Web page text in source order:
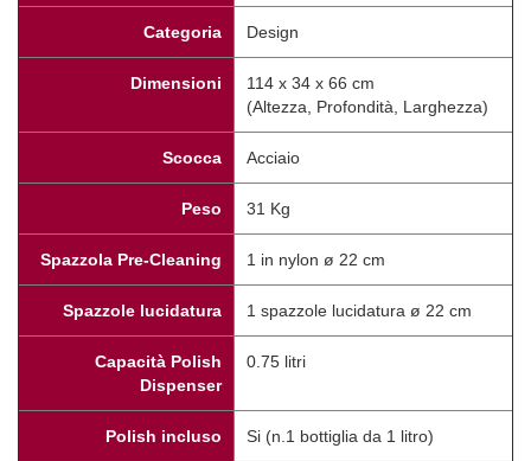
Categoria Design
Dimensioni
114 x 34 x 66 cm
(Altezza, Profondità, Larghezza)
Scocca Acciaio
Peso 31 Kg
Spazzola Pre-Cleaning 1 in nylon ø 22 cm
Spazzole lucidatura 1 spazzole lucidatura ø 22 cm
Capacità Polish
Dispenser
0.75 litri
Polish incluso Si (n.1 bottiglia da 1 litro)